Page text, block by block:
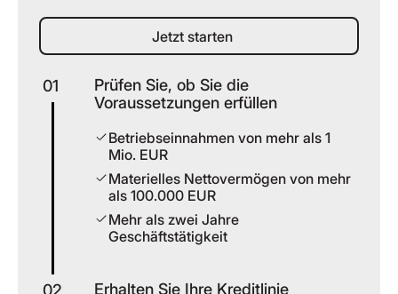
Jetzt starten
Jetzt starten
01
Prüfen Sie, ob Sie die
Voraussetzungen erfüllen
Betriebseinnahmen von mehr als 1
Mio. EUR
Materielles Nettovermögen von mehr
als 100.000 EUR
Mehr als zwei Jahre
Geschäftstätigkeit
02 Erhalten Sie Ihre Kreditlinie